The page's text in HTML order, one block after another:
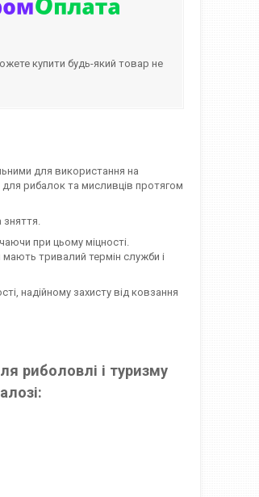
купити будь-який товар не
для використання на
рибалок та мисливців протягом
зняття.
при цьому міцності.
мають тривалий термін служби і
надійному захисту від ковзання
риболовлі і туризму